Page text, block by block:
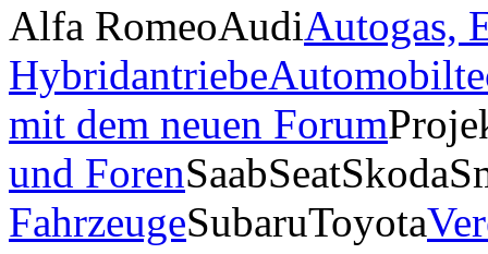
Alfa RomeoAudiAutogas,
Hybridantriebe
mit dem neuen Forum
und ForenSaabSeatSkoda
FahrzeugeSubaruToyota